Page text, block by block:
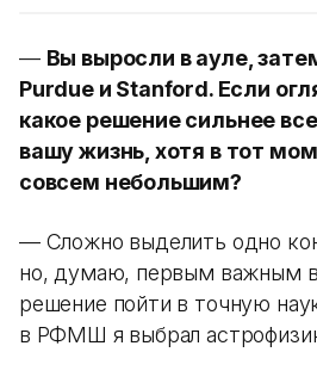
— Вы выросли в ауле,
Purdue и Stanford. Если
какое решение сильнее
вашу жизнь, хотя в тот
совсем небольшим?
— Сложно выделить одно
но, думаю, первым важным
решение пойти в точную
в РФМШ я выбрал